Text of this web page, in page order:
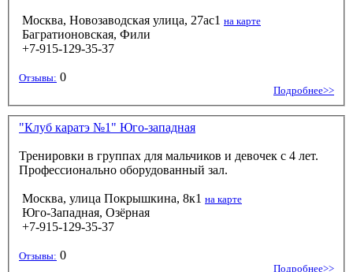
Москва, Новозаводская улица, 27ас1 на карте
Багратионовская, Фили
+7-915-129-35-37
Отзывы: 0
Подробнее>>
"Клуб каратэ №1" Юго-западная
Тренировки в группах для мальчиков и девочек с 4 лет.
Профессионально оборудованный зал.
Москва, улица Покрышкина, 8к1 на карте
Юго-Западная, Озёрная
+7-915-129-35-37
Отзывы: 0
Подробнее>>